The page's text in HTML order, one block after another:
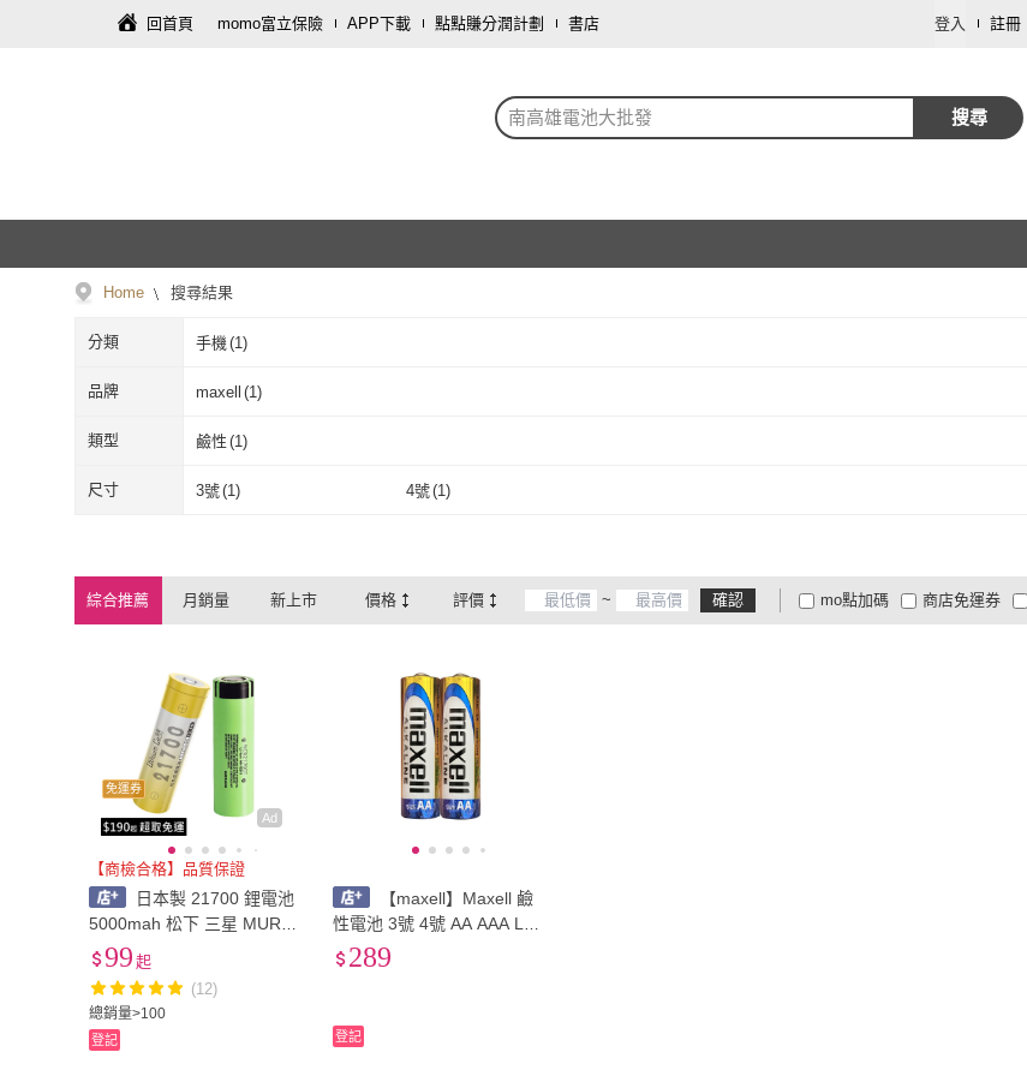
回首頁 momo富立保險 APP下載 點點賺分潤計劃 書店 登入 註冊
南高雄電池大批發 搜尋
Home 搜尋結果
分類 手機(1)
品牌 maxell (1)
maxell
類型 鹼性 (1)
鹼性
尺寸 3號(1) 4號(1)
綜合推薦 月銷量 新上市 價格 評價 ~ 確認 mo點加碼
大家電安心配
大家電快配
商店免運券
Ad
免運券
【商檢合格】品質保證
日本製 21700 鋰電池
5000mah 松下 三星 MURAT
A 國際牌電池 手電筒電池
總銷量>100
99 起
(12)
登記
【maxell】Maxell 鹼
性電池 3號 4號 AA AAA LR6
LR03 1.5V 40顆 盒裝
289
登記